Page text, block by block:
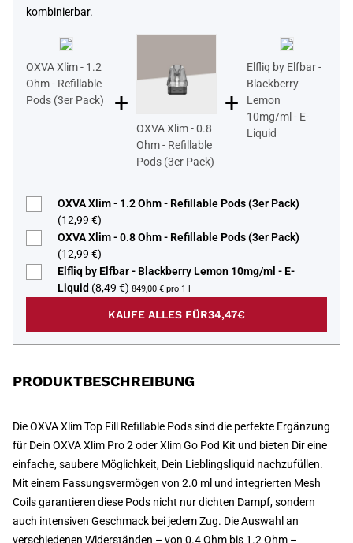
kombinierbar.
OXVA Xlim - 1.2
Ohm - Refillable
Pods (3er Pack)
+
OXVA Xlim - 0.8
Ohm - Refillable
Pods (3er Pack)
+
Elfliq by Elfbar -
Blackberry
Lemon
10mg/ml - E-
Liquid
OXVA Xlim - 1.2 Ohm - Refillable Pods (3er Pack)
(12,99 €)
OXVA Xlim - 0.8 Ohm - Refillable Pods (3er Pack)
(12,99 €)
Elfliq by Elfbar - Blackberry Lemon 10mg/ml - E-
Liquid (8,49 €) 849,00 € pro 1 l
KAUFE ALLES FÜR34,47€
PRODUKTBESCHREIBUNG
Die OXVA Xlim Top Fill Refillable Pods sind die perfekte Ergänzung
für Dein OXVA Xlim Pro 2 oder Xlim Go Pod Kit und bieten Dir eine
einfache, saubere Möglichkeit, Dein Lieblingsliquid nachzufüllen.
Mit einem Fassungsvermögen von 2.0 ml und integrierten Mesh
Coils garantieren diese Pods nicht nur dichten Dampf, sondern
auch intensiven Geschmack bei jedem Zug. Die Auswahl an
verschiedenen Widerständen – von 0.4 Ohm bis 1.2 Ohm –